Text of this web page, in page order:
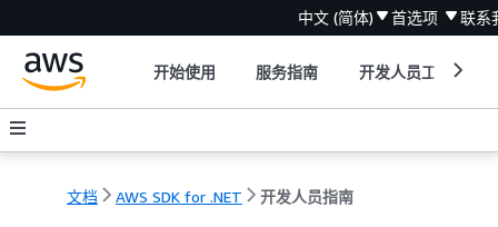
中文 (简体) 首选项 联系
开始使用 服务指南 开发人员工具
文档 AWS SDK for .NET 开发人员指南